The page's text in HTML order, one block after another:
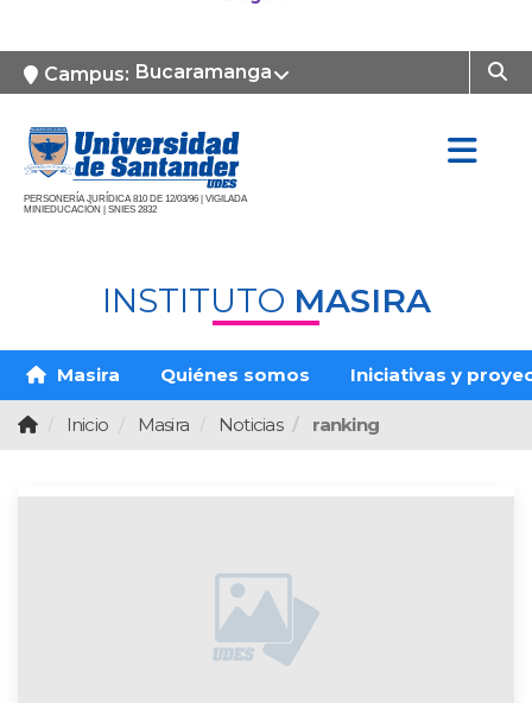
Campus: Bucaramanga
PERSONERÍA JURÍDICA 810 DE 12/03/96 | VIGILADA
MINIEDUCACIÓN | SNIES 2832
INSTITUTO MASIRA
Masira Quiénes somos Iniciativas y
Inicio Masira Noticias ranking